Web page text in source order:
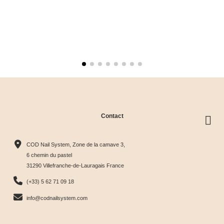
Contact
COD Nail System, Zone de la camave 3,
6 chemin du pastel
31290 Villefranche-de-Lauragais France
(+33) 5 62 71 09 18
info@codnailsystem.com